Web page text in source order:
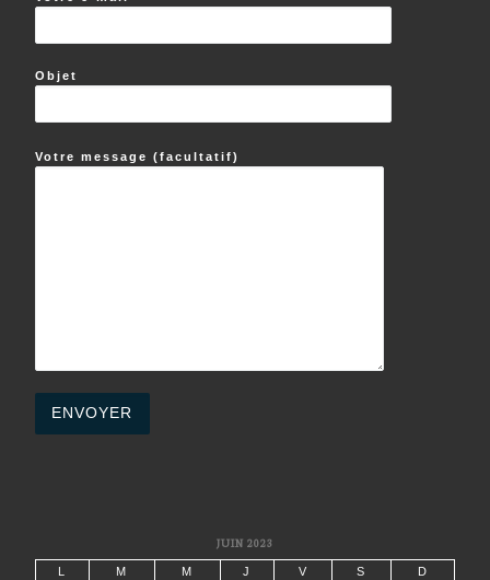
Objet
Votre message (facultatif)
JUIN 2023
M M J V S D